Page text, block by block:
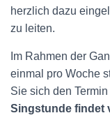
herzlich dazu
zu leiten.
Im Rahmen der
einmal pro Woche
Sie sich den
Singstunde findet